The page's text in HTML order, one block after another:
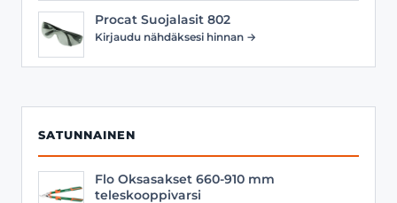
Procat Suojalasit 802
Kirjaudu nähdäksesi hinnan →
SATUNNAINEN
Flo Oksasakset 660-910 mm
teleskooppivarsi